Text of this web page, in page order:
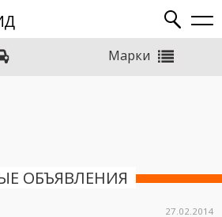
Марки
ОБЪЯВЛЕНИЯ
27.02.2014